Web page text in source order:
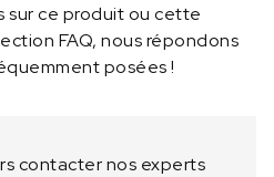
sur ce produit ou cette
FAQ, nous répondons
posées !
contacter nos experts